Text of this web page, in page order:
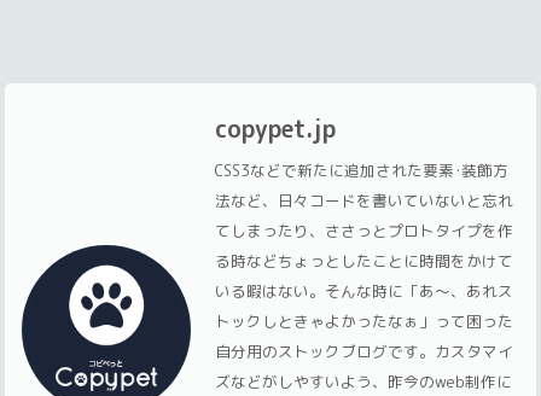
copypet.jp
CSS3などで新たに追加された要素･装飾方
法など、日々コードを書いていないと忘れ
てしまったり、ささっとプロトタイプを作
る時などちょっとしたことに時間をかけて
いる暇はない。そんな時に「あ〜、あれス
トックしときゃよかったなぁ」って困った
自分用のストックブログです。カスタマイ
ズなどがしやすいよう、昨今のweb制作に